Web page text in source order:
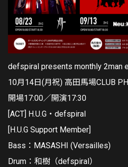
defspiral presents monthly 2man
10月14日(月祝) 高田馬場CLUB
開場17:00／開演17:30
[ACT] H.U.G・defspiral
[H.U.G Support Member]
Bass：MASASHI (Versailles)
Drum：和樹（defspiral）